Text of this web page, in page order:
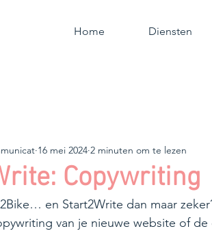
Home Diensten
Copywriting
16 mei 2024 2 minuten om te lezen
en Start2Write dan maar
van je nieuwe website of